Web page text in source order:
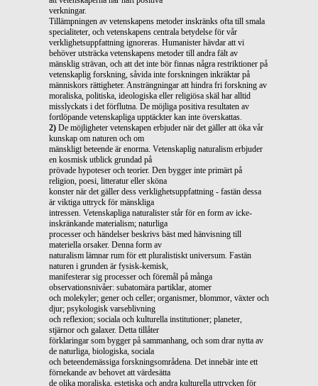
verkningar.
Tillämpningen av vetenskapens metoder inskränks ofta till smala
specialiteter, och vetenskapens centrala betydelse för vår
verklighetsuppfattning ignoreras. Humanister hävdar att vi
behöver utsträcka vetenskapens metoder till andra fält av
mänsklig strävan, och att det inte bör finnas några restriktioner på
vetenskaplig forskning, såvida inte forskningen inkräktar på
människors rättigheter. Ansträngningar att hindra fri forskning av
moraliska, politiska, ideologiska eller religiösa skäl har alltid
misslyckats i det förflutna. De möjliga positiva resultaten av
fortlöpande vetenskapliga upptäckter kan inte överskattas.
2) De möjligheter vetenskapen erbjuder när det gäller att öka vår
kunskap om naturen och om
mänskligt beteende är enorma. Vetenskaplig naturalism erbjuder
en kosmisk utblick grundad på
prövade hypoteser och teorier. Den bygger inte primärt på
religion, poesi, litteratur eller sköna
konster när det gäller dess verklighetsuppfattning - fastän dessa
är viktiga uttryck för mänskliga
intressen. Vetenskapliga naturalister står för en form av icke-
inskränkande materialism; naturliga
processer och händelser beskrivs bäst med hänvisning till
materiella orsaker. Denna form av
naturalism lämnar rum för ett pluralistiskt universum. Fastän
naturen i grunden är fysisk-kemisk,
manifesterar sig processer och föremål på många
observationsnivåer: subatomära partiklar, atomer
och molekyler; gener och celler; organismer, blommor, växter och
djur; psykologisk varseblivning
och reflexion; sociala och kulturella institutioner; planeter,
stjärnor och galaxer. Detta tillåter
förklaringar som bygger på sammanhang, och som drar nytta av
de naturliga, biologiska, sociala
och beteendemässiga forskningsområdena. Det innebär inte ett
förnekande av behovet att värdesätta
de olika moraliska, estetiska och andra kulturella uttrycken för